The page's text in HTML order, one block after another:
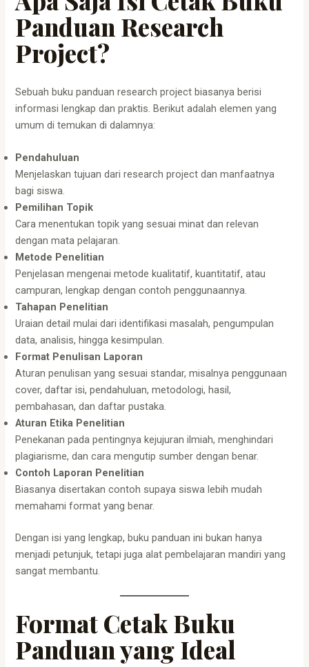
Panduan Research
Project?
Sebuah buku panduan research project biasanya berisi
informasi lengkap dan praktis. Berikut adalah elemen yang
umum di temukan di dalamnya:
Pendahuluan
Menjelaskan tujuan dari research project dan manfaatnya
bagi siswa.
Pemilihan Topik
Cara menentukan topik yang sesuai minat dan relevan
dengan mata pelajaran.
Metode Penelitian
Penjelasan mengenai metode kualitatif, kuantitatif, atau
campuran, lengkap dengan contoh penggunaannya.
Tahapan Penelitian
Uraian detail mulai dari identifikasi masalah, pengumpulan
data, analisis, hingga kesimpulan.
Format Penulisan Laporan
Aturan penulisan yang sesuai standar, misalnya penggunaan
cover, daftar isi, pendahuluan, metodologi, hasil,
pembahasan, dan daftar pustaka.
Aturan Etika Penelitian
Penekanan pada pentingnya kejujuran ilmiah, menghindari
plagiarisme, dan cara mengutip sumber dengan benar.
Contoh Laporan Penelitian
Biasanya disertakan contoh supaya siswa lebih mudah
memahami format yang benar.
Dengan isi yang lengkap, buku panduan ini bukan hanya
menjadi petunjuk, tetapi juga alat pembelajaran mandiri yang
sangat membantu.
Format Cetak Buku
Panduan yang Ideal